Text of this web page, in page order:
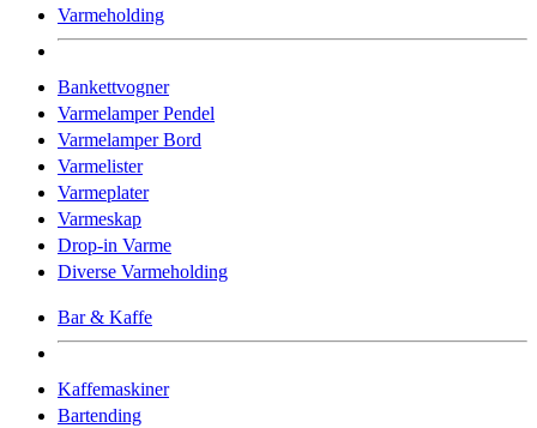
Varmeholding
Bankettvogner
Varmelamper Pendel
Varmelamper Bord
Varmelister
Varmeplater
Varmeskap
Drop-in Varme
Diverse Varmeholding
Bar & Kaffe
Kaffemaskiner
Bartending